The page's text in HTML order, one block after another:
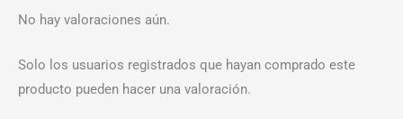
No hay valoraciones aún.
Solo los usuarios registrados que hayan comprado este
producto pueden hacer una valoración.